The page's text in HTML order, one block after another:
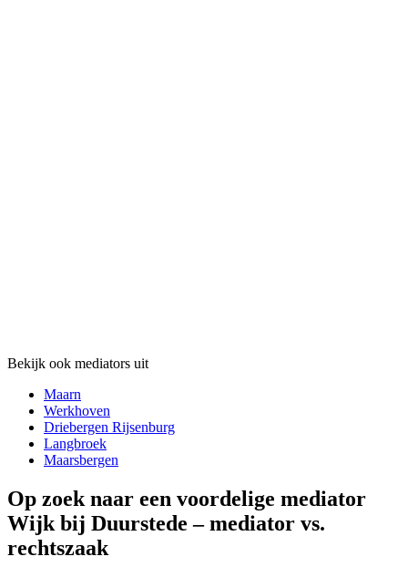
Bekijk ook mediators uit
Maarn
Werkhoven
Driebergen Rijsenburg
Langbroek
Maarsbergen
Op zoek naar een voordelige mediator
Wijk bij Duurstede – mediator vs.
rechtszaak